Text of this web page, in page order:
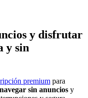
y disfrutar
y sin
premium para
navegar sin anuncios y